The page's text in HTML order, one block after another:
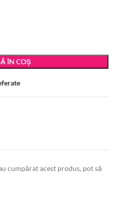
ÎN COȘ
cumpărat acest produs, pot să